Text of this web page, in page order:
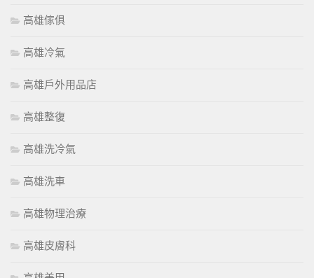
高雄傢俱
高雄冷氣
高雄戶外用品店
高雄整復
高雄洗冷氣
高雄洗車
高雄物理治療
高雄皮膚科